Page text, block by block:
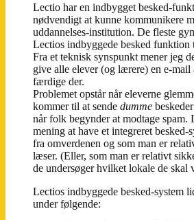
Lectio har en indbygget besked-
nødvendigt at kunne kommunikere
uddannelses-institution. De fleste
Lectios indbyggede besked funktion
Fra et teknisk synspunkt mener jeg
give alle elever (og lærere) en e-mail
færdige der.
Problemet opstår når eleverne
kommer til at sende dumme
når folk begynder at modtage spam.
mening at have et integreret besked-
fra omverdenen og som man er
læser. (Eller, som man er relativt
de undersøger hvilket lokale de skal
Lectios indbyggede besked-system
under følgende: